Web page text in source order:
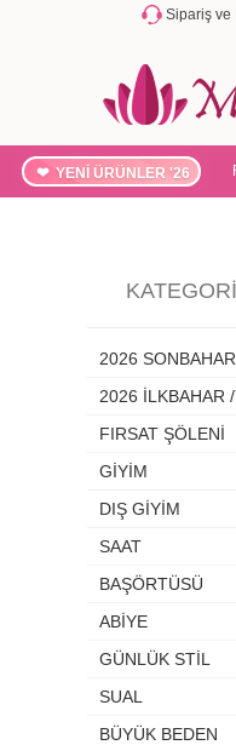
Sipariş ve
YENİ ÜRÜNLER '26
2026
2026 İLKBAHAR
FIRSAT ŞÖLENİ
GİYİM
DIŞ GİYİM
SAAT
BAŞÖRTÜSÜ
ABİYE
GÜNLÜK STİL
SUAL
BÜYÜK BEDEN